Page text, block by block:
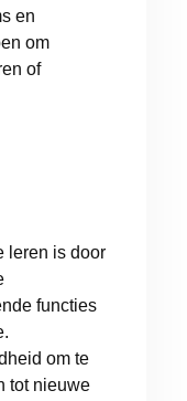
en
om
of
leren is door
functies
om te
tot nieuwe